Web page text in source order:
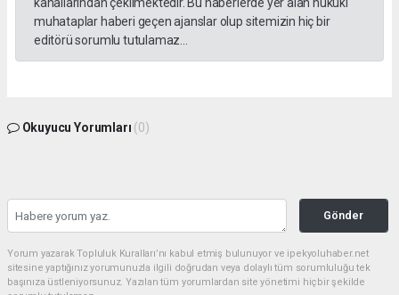
kanallarından çekilmektedir. Bu haberlerde yer alan hukuki
muhataplar haberi geçen ajanslar olup sitemizin hiç bir
editörü sorumlu tutulamaz...
Okuyucu Yorumları (0)
Gönder
Yorum yazarak Topluluk Kuralları’nı kabul etmiş bulunuyor ve ipekyoluhaber.net
sitesine yaptığınız yorumunuzla ilgili doğrudan veya dolaylı tüm sorumluluğu tek
başınıza üstleniyorsunuz. Yazılan tüm yorumlardan site yönetimi hiçbir şekilde